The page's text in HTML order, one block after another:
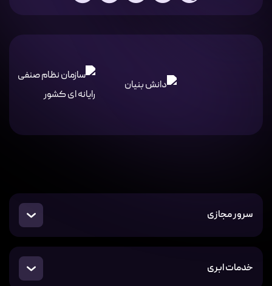
سرور مجازی
خدمات ابری